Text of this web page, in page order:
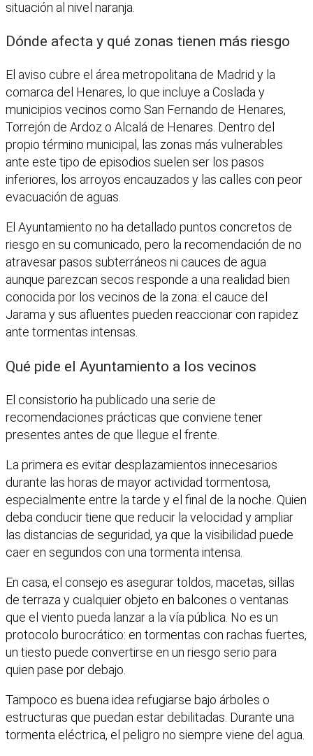
situación al nivel naranja.
Dónde afecta y qué zonas tienen más riesgo
El aviso cubre el área metropolitana de Madrid y la
comarca del Henares, lo que incluye a Coslada y
municipios vecinos como San Fernando de Henares,
Torrejón de Ardoz o Alcalá de Henares. Dentro del
propio término municipal, las zonas más vulnerables
ante este tipo de episodios suelen ser los pasos
inferiores, los arroyos encauzados y las calles con peor
evacuación de aguas.
El Ayuntamiento no ha detallado puntos concretos de
riesgo en su comunicado, pero la recomendación de no
atravesar pasos subterráneos ni cauces de agua
aunque parezcan secos responde a una realidad bien
conocida por los vecinos de la zona: el cauce del
Jarama y sus afluentes pueden reaccionar con rapidez
ante tormentas intensas.
Qué pide el Ayuntamiento a los vecinos
El consistorio ha publicado una serie de
recomendaciones prácticas que conviene tener
presentes antes de que llegue el frente.
La primera es evitar desplazamientos innecesarios
durante las horas de mayor actividad tormentosa,
especialmente entre la tarde y el final de la noche. Quien
deba conducir tiene que reducir la velocidad y ampliar
las distancias de seguridad, ya que la visibilidad puede
caer en segundos con una tormenta intensa.
En casa, el consejo es asegurar toldos, macetas, sillas
de terraza y cualquier objeto en balcones o ventanas
que el viento pueda lanzar a la vía pública. No es un
protocolo burocrático: en tormentas con rachas fuertes,
un tiesto puede convertirse en un riesgo serio para
quien pase por debajo.
Tampoco es buena idea refugiarse bajo árboles o
estructuras que puedan estar debilitadas. Durante una
tormenta eléctrica, el peligro no siempre viene del agua.